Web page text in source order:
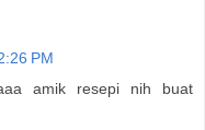
PM
amik resepi nih buat